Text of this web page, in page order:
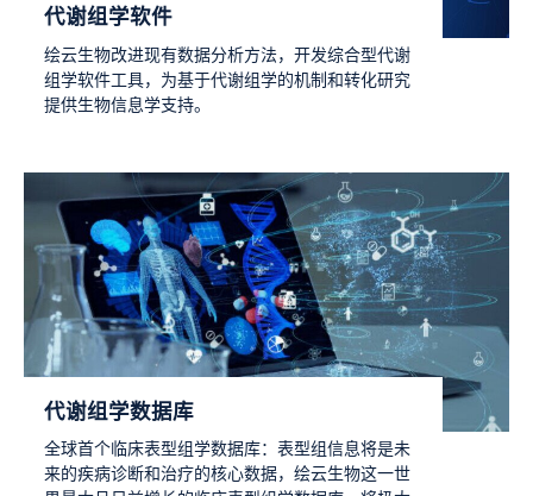
代谢组学软件
绘云生物改进现有数据分析方法，开发综合型代谢
组学软件工具，为基于代谢组学的机制和转化研究
提供生物信息学支持。
代谢组学数据库
全球首个临床表型组学数据库：表型组信息将是未
来的疾病诊断和治疗的核心数据，绘云生物这一世